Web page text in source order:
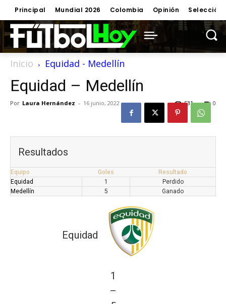
Principal Mundial 2026 Colombia Opinión Selección
Inicio Equidad - Medellín
Equidad – Medellín
Por Laura Hernández - 16 junio, 2022 0
531
Resultados
Equipo Goles
Resultado
Equidad
1
Perdido
Medellín
5 Ganado
Equidad
1
—